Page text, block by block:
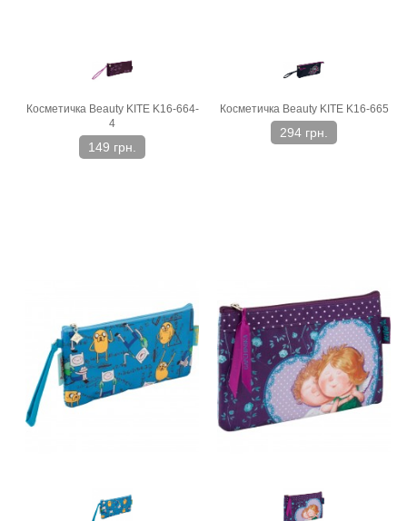
Косметичка Beauty KITE K16-664-
4
149 грн.
Косметичка Beauty KITE K16-665
294 грн.